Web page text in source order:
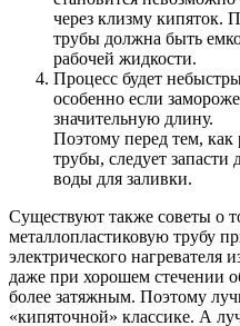
через клизму кипяток.
трубы должна быть
рабочей жидкости.
Процесс будет
особенно если
значительную длину.
Поэтому перед тем,
трубы, следует запасти
воды для заливки.
Существуют также советы о
металлопластиковую трубу
электрического нагревателя
даже при хорошем стечении
более затяжным. Поэтому
«кипяточной» классике. А